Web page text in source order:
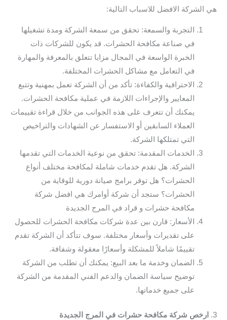
هي الشركة الافضل للاسباب التالية:
التجربة والسمعة: تحقق من سمعة الشركة ومدة تشغيلها
في صناعة مكافحة الحشرات. قد يكون للشركات ذات
الخبرة الواسعة في المجال مزايا تتعلق بالمعرفة والمهارة
في التعامل مع مشاكل الحشرات المختلفة.
الاحترافية والكفاءة: تأكد من أن الشركة تعمل بمهنية وتتبع
المعايير والإجراءات اللازمة في عملية مكافحة الحشرات.
يمكنك أن تتعرف على هذه الجوانب من خلال قراءة تقييمات
العملاء السابقين أو الاستفسار عن الشهادات والتراخيص
التي تمتلكها الشركة.
الخدمات المقدمة: تحقق من نوعية الخدمات التي تقدمها
الشركة. هل تقدم خدمات شاملة لمكافحة مختلف أنواع
الحشرات؟ هل توفر برامج صيانة دورية للوقاية من
الحشرات؟ ستجد أن شركة أوامرك هي افضل شركة
مكافحة حشرات و قراد في المرج الجديدة
الأسعار: قارن بين عدة شركات مكافحة الحشرات للحصول
على تقديرات وأسعار مختلفة. سوف تتأكد أن الشركة تقدم
تقييمًا شاملاً للمشكلة وأسعارًا معقولة وشفافة.
الضمان وخدمة ما بعد البيع: يمكنك أن تطلب من الشركة
توضيح سياسة الضمان والدعم الفني المقدمة من الشركة
على جميع خدماتها.
3.
ارخص شركة مكافحة حشرات في المرج الجديدة